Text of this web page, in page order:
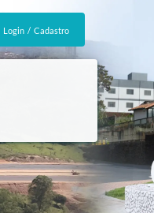
Login / Cadastro